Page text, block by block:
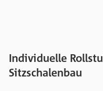
Individuelle
Sitzschalenbau